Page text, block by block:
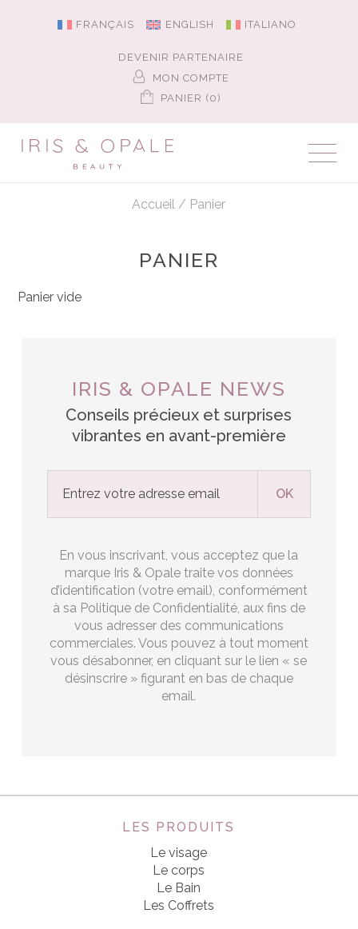
FRANÇAIS ENGLISH ITALIANO
DEVENIR PARTENAIRE
MON COMPTE
PANIER (0)
Accueil / Panier
PANIER
Panier vide
IRIS & OPALE NEWS
Conseils précieux et surprises
vibrantes en avant-première
En vous inscrivant, vous acceptez que la
marque Iris & Opale traite vos données
d’identification (votre email), conformément
à sa Politique de Confidentialité, aux fins de
vous adresser des communications
commerciales. Vous pouvez à tout moment
vous désabonner, en cliquant sur le lien « se
désinscrire » figurant en bas de chaque
email.
LES PRODUITS
Le visage
Le corps
Le Bain
Les Coffrets